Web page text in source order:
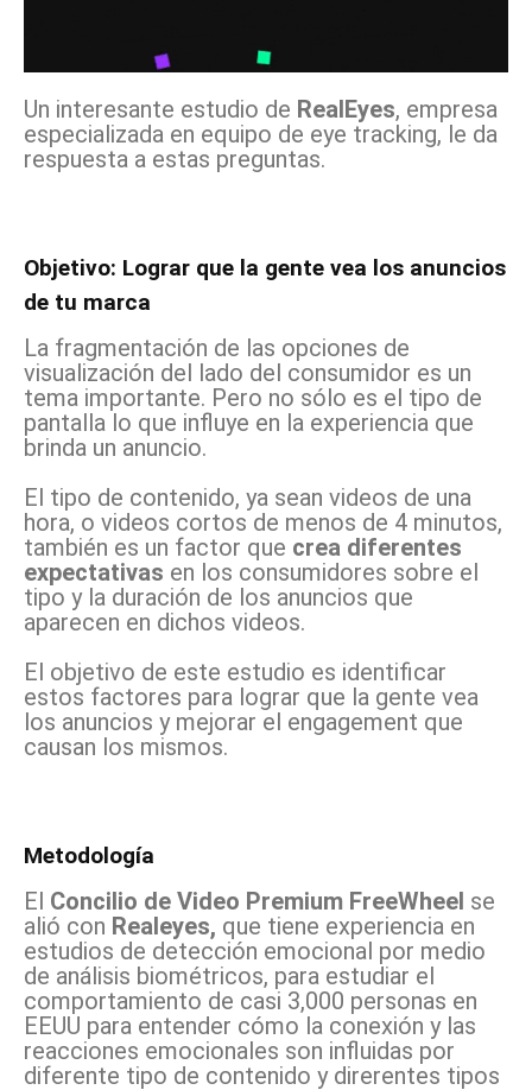
Un interesante estudio de RealEyes, empresa
especializada en equipo de eye tracking, le da
respuesta a estas preguntas.
Objetivo: Lograr que la gente vea los anuncios
de tu marca
La fragmentación de las opciones de
visualización del lado del consumidor es un
tema importante. Pero no sólo es el tipo de
pantalla lo que influye en la experiencia que
brinda un anuncio.
El tipo de contenido, ya sean videos de una
hora, o videos cortos de menos de 4 minutos,
también es un factor que crea diferentes
expectativas en los consumidores sobre el
tipo y la duración de los anuncios que
aparecen en dichos videos.
El objetivo de este estudio es identificar
estos factores para lograr que la gente vea
los anuncios y mejorar el engagement que
causan los mismos.
Metodología
El Concilio de Video Premium FreeWheel se
alió con Realeyes, que tiene experiencia en
estudios de detección emocional por medio
de análisis biométricos, para estudiar el
comportamiento de casi 3,000 personas en
EEUU para entender cómo la conexión y las
reacciones emocionales son influidas por
diferente tipo de contenido y direrentes tipos